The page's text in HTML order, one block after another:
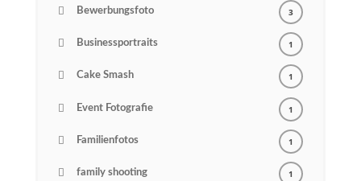
Bewerbungsfoto 3
Businessportraits 1
Cake Smash 1
Event Fotografie 1
Familienfotos 1
family shooting 1